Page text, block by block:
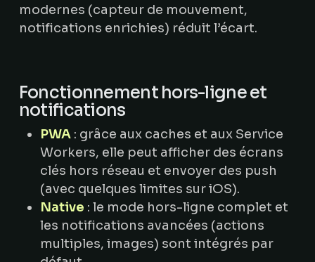
modernes (capteur de mouvement,
notifications enrichies) réduit l’écart.
Fonctionnement hors-ligne et
notifications
PWA: grâce aux caches et aux Service
Workers, elle peut afficher des écrans
clés hors réseau et envoyer des push
(avec quelques limites sur iOS).
Native : le mode hors-ligne complet et
les notifications avancées (actions
multiples, images) sont intégrés par